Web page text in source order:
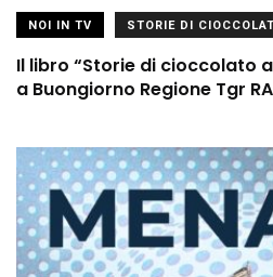
NOI IN TV STORIE DI
Il libro “Storie di cioccolato
a Buongiorno Regione Tgr